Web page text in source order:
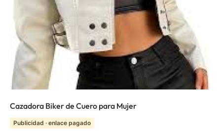
Cazadora Biker de Cuero para Mujer
Publicidad · enlace pagado